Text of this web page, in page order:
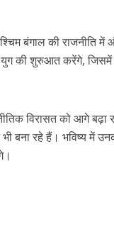
बंगाल की राजनीति
की शुरुआत करेंगे, जिसमें
विरासत को आगे
बना रहे हैं। भविष्य में